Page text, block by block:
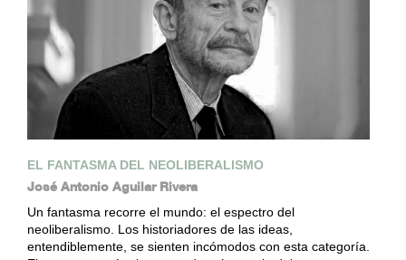
EL FANTASMA DEL NEOLIBERALISMO
José Antonio Aguilar Rivera
Un fantasma recorre el mundo: el espectro del
neoliberalismo. Los historiadores de las ideas,
entendiblemente, se sienten incómodos con esta categoría.